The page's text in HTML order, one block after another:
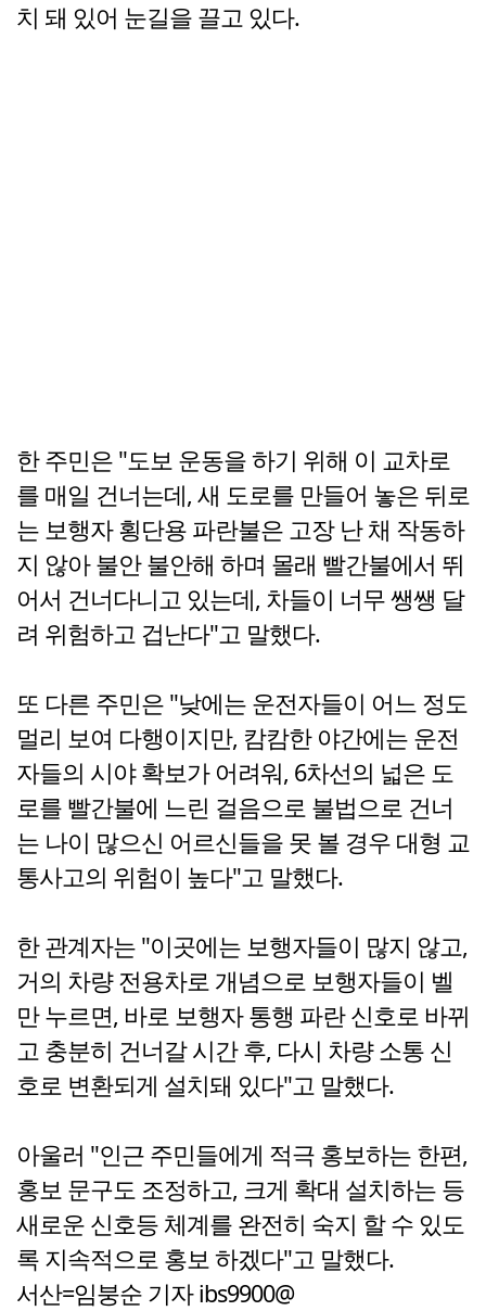
치 돼 있어 눈길을 끌고 있다.
한 주민은 "도보 운동을 하기 위해 이 교차로
를 매일 건너는데, 새 도로를 만들어 놓은 뒤로
는 보행자 횡단용 파란불은 고장 난 채 작동하
지 않아 불안 불안해 하며 몰래 빨간불에서 뛰
어서 건너다니고 있는데, 차들이 너무 쌩쌩 달
려 위험하고 겁난다"고 말했다.
또 다른 주민은 "낮에는 운전자들이 어느 정도
멀리 보여 다행이지만, 캄캄한 야간에는 운전
자들의 시야 확보가 어려워, 6차선의 넓은 도
로를 빨간불에 느린 걸음으로 불법으로 건너
는 나이 많으신 어르신들을 못 볼 경우 대형 교
통사고의 위험이 높다"고 말했다.
한 관계자는 "이곳에는 보행자들이 많지 않고,
거의 차량 전용차로 개념으로 보행자들이 벨
만 누르면, 바로 보행자 통행 파란 신호로 바뀌
고 충분히 건너갈 시간 후, 다시 차량 소통 신
호로 변환되게 설치돼 있다"고 말했다.
아울러 "인근 주민들에게 적극 홍보하는 한편,
홍보 문구도 조정하고, 크게 확대 설치하는 등
새로운 신호등 체계를 완전히 숙지 할 수 있도
록 지속적으로 홍보 하겠다"고 말했다.
서산=임붕순 기자 ibs9900@